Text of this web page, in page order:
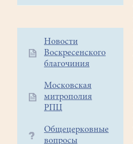
Дополнительное
меню
Новости
Воскресенского
благочиния
Московская
митрополия
РПЦ
Общецерковные
вопросы